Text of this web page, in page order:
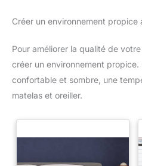
Créer un environnement propice
Pour améliorer la qualité de
créer un environnement
confortable et sombre, une
matelas et oreiller.